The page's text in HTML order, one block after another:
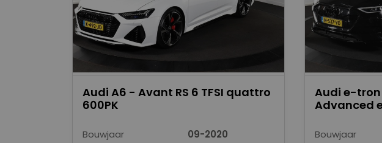
Audi A6 - Avant RS 6 TFSI quattro
600PK
Bouwjaar
09-2020
Audi e-
Advanced
Bouwjaar